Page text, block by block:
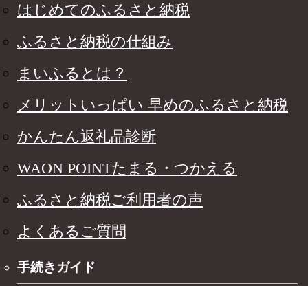
はじめてのふるさと納税
ふるさと納税の仕組み
まいふるとは？
メリットいっぱい 早めのふるさと納税
かんたん返礼品診断
WAON POINTたまる・つかえる
ふるさと納税ご利用者の声
よくあるご質問
手続きガイド